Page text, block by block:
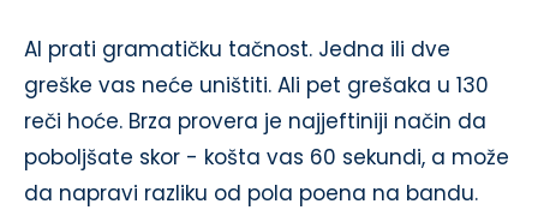
AI prati gramatičku tačnost. Jedna ili dve
greške vas neće uništiti. Ali pet grešaka u 130
reči hoće. Brza provera je najjeftiniji način da
poboljšate skor - košta vas 60 sekundi, a može
da napravi razliku od pola poena na bandu.